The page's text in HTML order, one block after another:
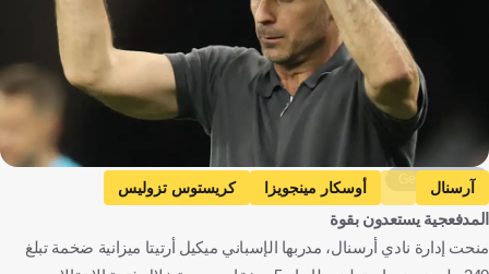
Getty Images
آرسنال أوسكار مينجويزا
كريستوس تزوليس
مورجان روجرز
برونو جيمارايش
ميكيل آرتيتا
إنجلترا إسبانيا اليونان البرازيل كرة قدم
المدفعجية يستعدون بقوة
منحت إدارة نادي أرسنال، مدربها الإسباني ميكيل أرتيتا ميزانية ضخمة تبلغ